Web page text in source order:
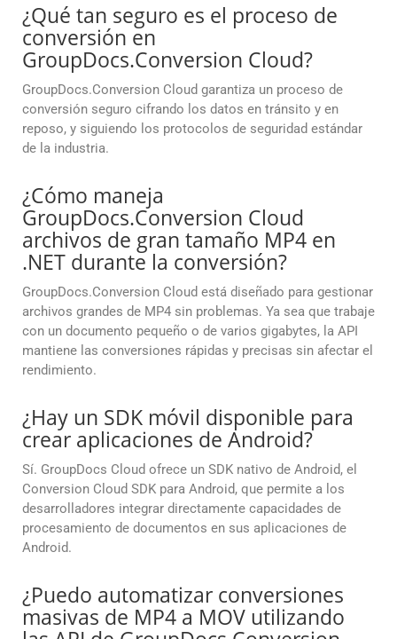
¿Qué tan seguro es el proceso de
conversión en
GroupDocs.Conversion Cloud?
GroupDocs.Conversion Cloud garantiza un proceso de
conversión seguro cifrando los datos en tránsito y en
reposo, y siguiendo los protocolos de seguridad estándar
de la industria.
¿Cómo maneja
GroupDocs.Conversion Cloud
archivos de gran tamaño MP4 en
.NET durante la conversión?
GroupDocs.Conversion Cloud está diseñado para gestionar
archivos grandes de MP4 sin problemas. Ya sea que trabaje
con un documento pequeño o de varios gigabytes, la API
mantiene las conversiones rápidas y precisas sin afectar el
rendimiento.
¿Hay un SDK móvil disponible para
crear aplicaciones de Android?
Sí. GroupDocs Cloud ofrece un SDK nativo de Android, el
Conversion Cloud SDK para Android, que permite a los
desarrolladores integrar directamente capacidades de
procesamiento de documentos en sus aplicaciones de
Android.
¿Puedo automatizar conversiones
masivas de MP4 a MOV utilizando